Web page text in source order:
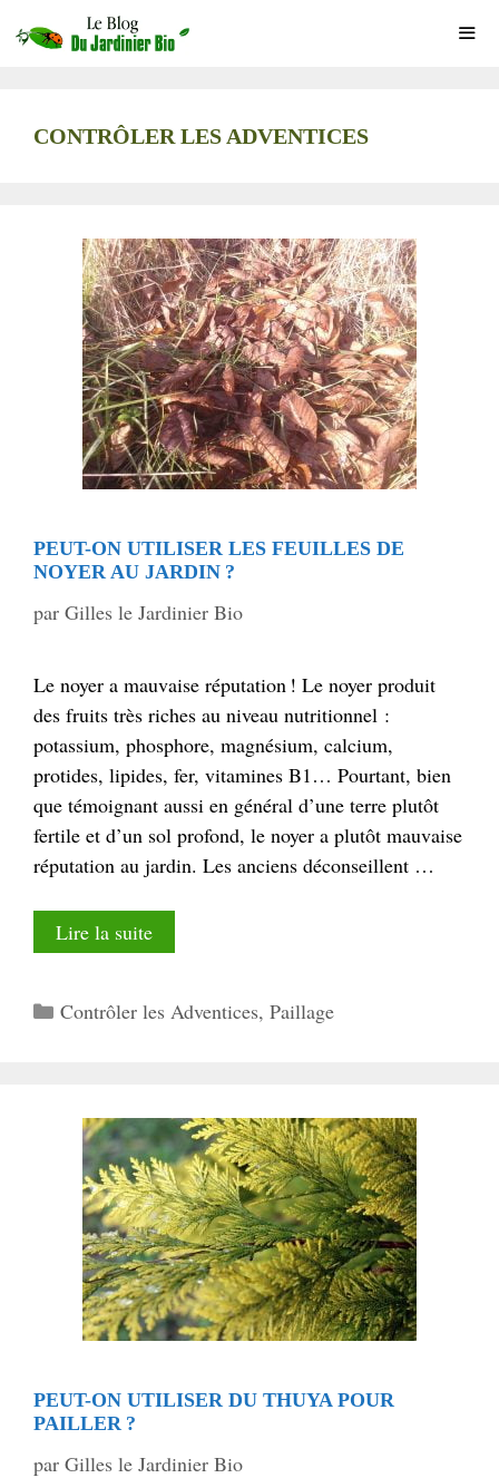
au
CONTRÔLER LES ADVENTICES
PEUT-ON UTILISER LES FEUILLES DE
NOYER AU JARDIN ?
par Gilles le Jardinier Bio
Le noyer a mauvaise réputation ! Le noyer produit
des fruits très riches au niveau nutritionnel :
potassium, phosphore, magnésium, calcium,
protides, lipides, fer, vitamines B1… Pourtant, bien
que témoignant aussi en général d’une terre plutôt
fertile et d’un sol profond, le noyer a plutôt mauvaise
réputation au jardin. Les anciens déconseillent …
Lire la suite
Catégories
Contrôler les Adventices, Paillage
PEUT-ON UTILISER DU THUYA POUR
PAILLER ?
par Gilles le Jardinier Bio